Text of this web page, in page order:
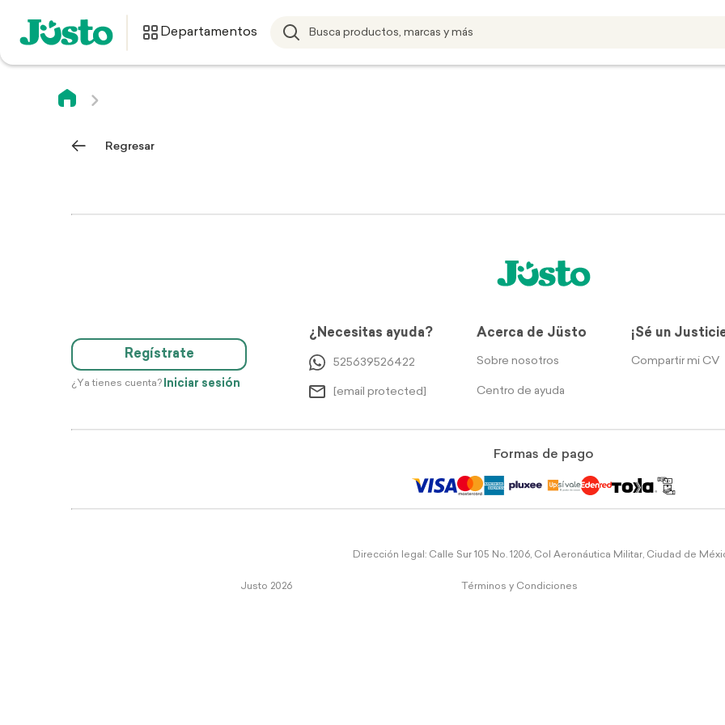
Departamentos
Regresar
Regístrate
¿Ya tienes cuenta? Iniciar sesión
¿Necesitas ayuda?
525639526422
[email protected]
Acerca de Jüsto
Sobre nosotros
Centro de ayuda
¡Sé un
Compartir mi CV
Formas de pago
Dirección legal: Calle Sur 105 No. 1206, Col Aeronáutica Militar, Ciudad de
Justo 2026 Términos y Condiciones